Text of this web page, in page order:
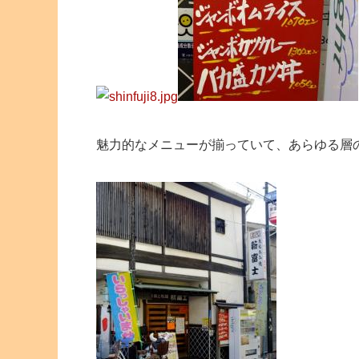
魅力的なメニューが揃っていて、あらゆる層